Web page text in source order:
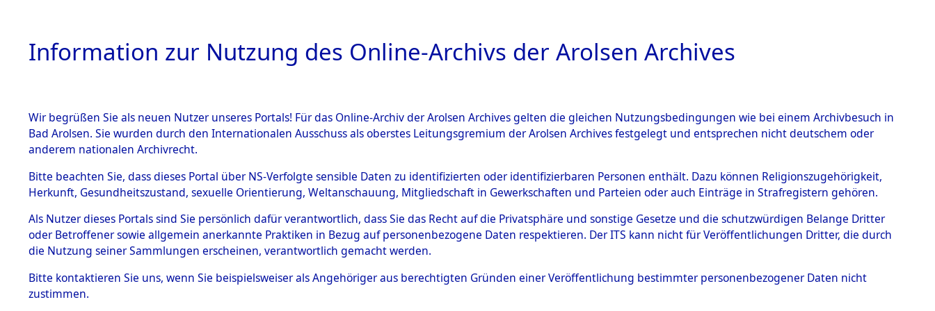
HOME BESTANDSBESCHREIBUNG ARCHIVALE ÜBERSICHT BILD
BESTÄNDE
Inhaftierungsdoku
mente
5. Verschiedenes
Todesmärsche
5.3.1 Alliierte
Aktion "Kreisauswertung" ("Kreis Clearance Action").→0001
(84611965)→0004 (84611970)
0004 (84611970)
Information zur Nutzung des Online-Archivs der Arolsen Archives
Wir begrüßen Sie als neuen Nutzer unseres Portals! Für das Online-Archiv der Arolsen Archives gelten die gleichen Nutzungsbedingungen wie bei einem Archivbesuch in
Bad Arolsen. Sie wurden durch den Internationalen Ausschuss als oberstes Leitungsgremium der Arolsen Archives festgelegt und entsprechen nicht deutschem oder
anderem nationalen Archivrecht.
Bitte beachten Sie, dass dieses Portal über NS-Verfolgte sensible Daten zu identifizierten oder identifizierbaren Personen enthält. Dazu können Religionszugehörigkeit,
Herkunft, Gesundheitszustand, sexuelle Orientierung, Weltanschauung, Mitgliedschaft in Gewerkschaften und Parteien oder auch Einträge in Strafregistern gehören.
Als Nutzer dieses Portals sind Sie persönlich dafür verantwortlich, dass Sie das Recht auf die Privatsphäre und sonstige Gesetze und die schutzwürdigen Belange Dritter
oder Betroffener sowie allgemein anerkannte Praktiken in Bezug auf personenbezogene Daten respektieren. Der ITS kann nicht für Veröffentlichungen Dritter, die durch
die Nutzung seiner Sammlungen erscheinen, verantwortlich gemacht werden.
Bitte kontaktieren Sie uns, wenn Sie beispielsweiser als Angehöriger aus berechtigten Gründen einer Veröffentlichung bestimmter personenbezogener Daten nicht
zustimmen.